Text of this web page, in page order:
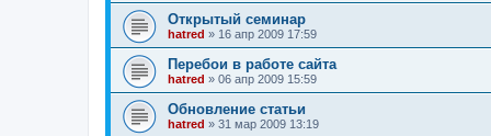
Открытый семинар
hatred » 16 апр 2009 17:59
Перебои в работе сайта
hatred » 06 апр 2009 15:59
Обновление статьи
hatred » 31 мар 2009 13:19